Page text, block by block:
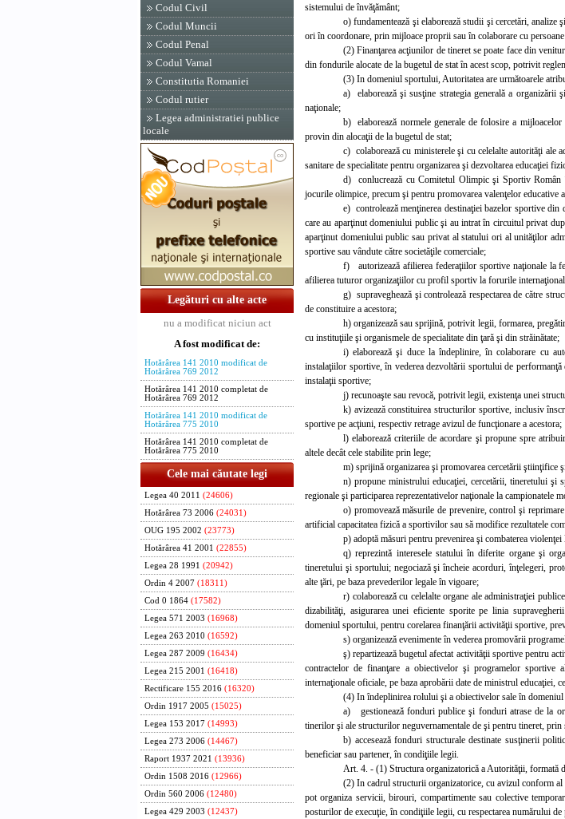
Codul Civil
Codul Muncii
Codul Penal
Codul Vamal
Constitutia Romaniei
Codul rutier
Legea administratiei publice
locale
Legături cu alte acte
nu a modificat niciun act
A fost modificat de:
Hotărârea 141 2010 modificat de
Hotărârea 769 2012
Hotărârea 141 2010 completat de
Hotărârea 769 2012
Hotărârea 141 2010 modificat de
Hotărârea 775 2010
Hotărârea 141 2010 completat de
Hotărârea 775 2010
Cele mai căutate legi
Legea 40 2011 (24606)
Hotărârea 73 2006 (24031)
OUG 195 2002 (23773)
Hotărârea 41 2001 (22855)
Legea 28 1991 (20942)
Ordin 4 2007 (18311)
Cod 0 1864 (17582)
Legea 571 2003 (16968)
Legea 263 2010 (16592)
Legea 287 2009 (16434)
Legea 215 2001 (16418)
Rectificare 155 2016 (16320)
Ordin 1917 2005 (15025)
Legea 153 2017 (14993)
Legea 273 2006 (14467)
Raport 1937 2021 (13936)
Ordin 1508 2016 (12966)
Ordin 560 2006 (12480)
Legea 429 2003 (12437)
sistemului de învăţământ;
o) fundamentează şi elaborează studii şi cercetări,
ori în coordonare, prin mijloace proprii sau în colaborare cu
(2) Finanţarea acţiunilor de tineret se poate face din
din fondurile alocate de la bugetul de stat în acest scop, potrivit
(3) In domeniul sportului, Autoritatea are următoarele
a) elaborează şi susţine strategia generală a
naţionale;
b) elaborează normele generale de folosire a
provin din alocaţii de la bugetul de stat;
c) colaborează cu ministerele şi cu celelalte autorităţi ale
sanitare de specialitate pentru organizarea şi dezvoltarea educaţiei
d) conlucrează cu Comitetul Olimpic şi Sportiv Român
jocurile olimpice, precum şi pentru promovarea valenţelor educative
e) controlează menţinerea destinaţiei bazelor sportive
care au aparţinut domeniului public şi au intrat în circuitul privat
aparţinut domeniului public sau privat al statului ori al unităţilor
sportive sau vândute către societăţile comerciale;
f) autorizează afilierea federaţiilor sportive naţionale la
afilierea tuturor organizaţiilor cu profil sportiv la forurile
g) supraveghează şi controlează respectarea de către
de constituire a acestora;
h) organizează sau sprijină, potrivit legii, formarea,
cu instituţiile şi organismele de specialitate din ţară şi din străinătate;
i) elaborează şi duce la îndeplinire, în colaborare cu
instalaţiilor sportive, în vederea dezvoltării sportului de
instalaţii sportive;
j) recunoaşte sau revocă, potrivit legii, existenţa unei
k) avizează constituirea structurilor sportive, inclusiv
sportive pe acţiuni, respectiv retrage avizul de funcţionare a acestora;
l) elaborează criteriile de acordare şi propune spre
altele decât cele stabilite prin lege;
m) sprijină organizarea şi promovarea cercetării ştiinţifice
n) propune ministrului educaţiei, cercetării, tineretului şi
regionale şi participarea reprezentativelor naţionale la campionatele
o) promovează măsurile de prevenire, control şi
artificial capacitatea fizică a sportivilor sau să modifice rezultatele
p) adoptă măsuri pentru prevenirea şi combaterea
q) reprezintă interesele statului în diferite organe şi
tineretului şi sportului; negociază şi încheie acorduri, înţelegeri,
alte ţări, pe baza prevederilor legale în vigoare;
r) colaborează cu celelalte organe ale administraţiei
dizabilităţi, asigurarea unei eficiente sporite pe linia
domeniul sportului, pentru corelarea finanţării activităţii sportive,
s) organizează evenimente în vederea promovării
ş) repartizează bugetul afectat activităţii sportive pentru
contractelor de finanţare a obiectivelor şi programelor sportive
internaţionale oficiale, pe baza aprobării date de ministrul educaţiei,
(4) In îndeplinirea rolului şi a obiectivelor sale în
a) gestionează fonduri publice şi fonduri atrase de la
tinerilor şi ale structurilor neguvernamentale de şi pentru tineret,
b) accesează fonduri structurale destinate susţinerii
beneficiar sau partener, în condiţiile legii.
Art. 4. - (1) Structura organizatorică a Autorităţii, formată
(2) In cadrul structurii organizatorice, cu avizul conform
pot organiza servicii, birouri, compartimente sau colective
posturilor de execuţie, în condiţiile legii, cu respectarea numărului de